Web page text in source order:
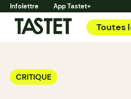
Infolettre App Tastet+
Toutes
CRITIQUE